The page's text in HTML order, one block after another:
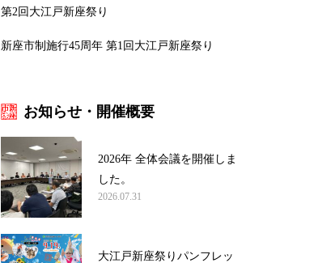
第2回大江戸新座祭り
新座市制施行45周年 第1回大江戸新座祭り
お知らせ・開催概要
2026年 全体会議を開催しま
した。
2026.07.31
大江戸新座祭りパンフレッ